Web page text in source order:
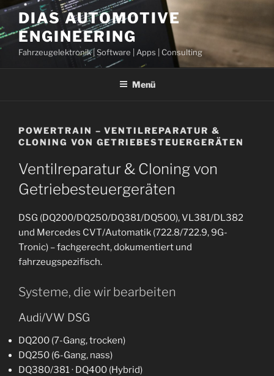
Zum
Inhalt
springen
DIAS AUTOMOTIVE
ENGINEERING
Fahrzeugelektronik | Software | Apps | Consulting
Menü
POWERTRAIN – VENTILREPARATUR &
CLONING VON GETRIEBESTEUERGERÄTEN
Ventilreparatur & Cloning von
Getriebesteuergeräten
DSG (DQ200/DQ250/DQ381/DQ500), VL381/DL382
und Mercedes CVT/Automatik (722.8/722.9, 9G-
Tronic) – fachgerecht, dokumentiert und
fahrzeugspezifisch.
Systeme, die wir bearbeiten
Audi/VW DSG
DQ200 (7-Gang, trocken)
DQ250 (6-Gang, nass)
DQ380/381 · DQ400 (Hybrid)